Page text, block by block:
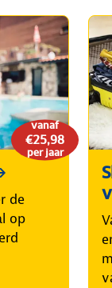
vanaf
€25,98
per jaar
de
op